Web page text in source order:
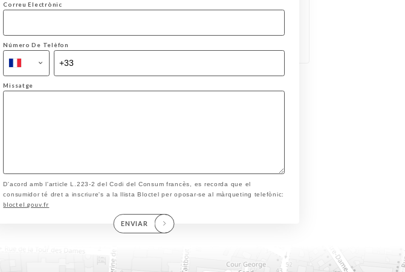
Correu Electrònic
Número De Telèfon
Missatge
D'acord amb l'article L.223-2 del Codi del Consum francès, es recorda que el
consumidor té dret a inscriure's a la llista Bloctel per oposar-se al màrqueting telefònic:
bloctel.gouv.fr
ENVIAR